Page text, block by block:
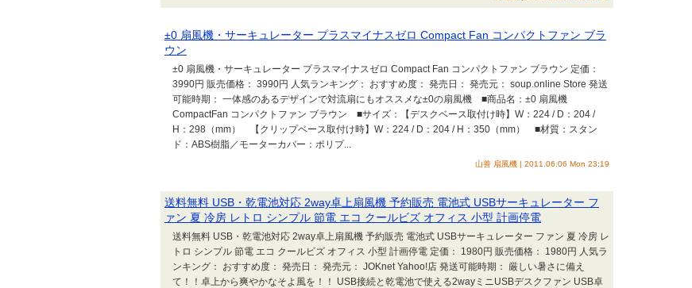
±0 扇風機・サーキュレーター プラスマイナスゼロ Compact Fan コンパクトファン ブラ
ウン
±0 扇風機・サーキュレーター プラスマイナスゼロ Compact Fan コンパクトファン ブラウン 定価：
3990円 販売価格： 3990円 人気ランキング： おすすめ度： 発売日： 発売元： soup.online Store 発送
可能時期： 一体感のあるデザインで対流扇にもオススメな±0の扇風機 ■商品名：±0 扇風機
CompactFan コンパクトファン ブラウン ■サイズ：【デスクベース取付け時】W：224 / D：204 /
H：298（mm） 【クリップベース取付け時】W：224 / D：204 / H：350（mm） ■材質：スタン
ド：ABS樹脂／モーターカバー：ポリプ...
山善 扇風機 | 2011.06.06 Mon 23:19
送料無料 USB・乾電池対応 2way卓上扇風機 予約販売 電池式 USBサーキュレーター フ
ァン 夏 冷房 レトロ シンプル 節電 エコ クールビズ オフィス 小型 計画停電
送料無料 USB・乾電池対応 2way卓上扇風機 予約販売 電池式 USBサーキュレーター ファン 夏 冷房 レ
トロ シンプル 節電 エコ クールビズ オフィス 小型 計画停電 定価： 1980円 販売価格： 1980円 人気ラ
ンキング： おすすめ度： 発売日： 発売元： JOKnet Yahoo!店 発送可能時期： 厳しい暑さに備え
て！！卓上から爽やかなそよ風を！！ USB接続と乾電池で使える2wayミニUSBデスクファン USB卓